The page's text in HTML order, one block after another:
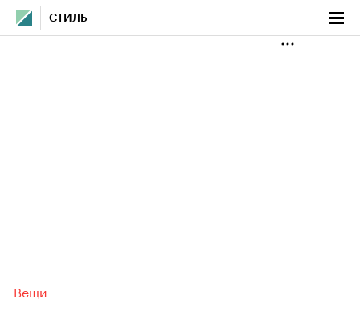
СТИЛЬ
Вещи